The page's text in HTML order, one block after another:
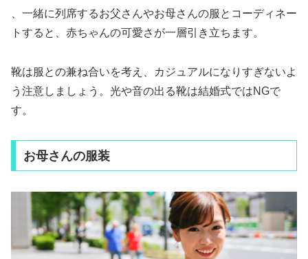
、一緒に列席するお父さんやお母さんの服とコーディネー
トすると、赤ちゃんの可愛さが一層引き立ちます。
靴は服との兼ね合いを考え、カジュアルになりすぎないよ
う注意しましょう。光や音の出る靴は結婚式ではNGで
す。
お母さんの服装